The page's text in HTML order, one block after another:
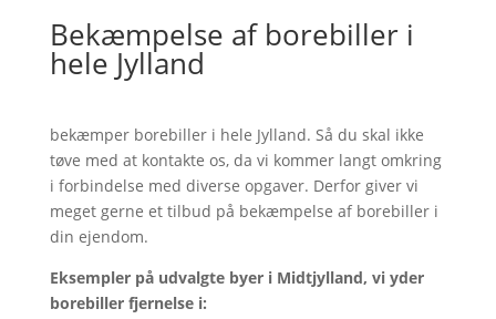
Bekæmpelse af borebiller i
hele Jylland
bekæmper borebiller i hele Jylland. Så du skal ikke
tøve med at kontakte os, da vi kommer langt omkring
i forbindelse med diverse opgaver. Derfor giver vi
meget gerne et tilbud på bekæmpelse af borebiller i
din ejendom.
Eksempler på udvalgte byer i Midtjylland, vi yder
borebiller fjernelse i: